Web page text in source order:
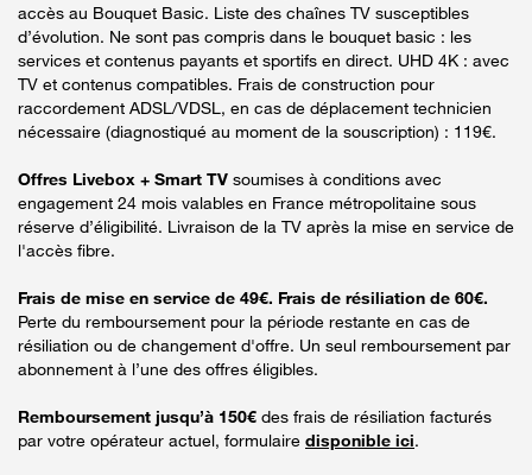
accès au Bouquet Basic. Liste des chaînes TV susceptibles
d’évolution. Ne sont pas compris dans le bouquet basic : les
services et contenus payants et sportifs en direct. UHD 4K : avec
TV et contenus compatibles. Frais de construction pour
raccordement ADSL/VDSL, en cas de déplacement technicien
nécessaire (diagnostiqué au moment de la souscription) : 119€.
Offres Livebox + Smart TV soumises à conditions avec
engagement 24 mois valables en France métropolitaine sous
réserve d’éligibilité. Livraison de la TV après la mise en service de
l'accès fibre.
Frais de mise en service de 49€. Frais de résiliation de 60€.
Perte du remboursement pour la période restante en cas de
résiliation ou de changement d'offre. Un seul remboursement par
abonnement à l’une des offres éligibles.
Remboursement jusqu’à 150€ des frais de résiliation facturés
par votre opérateur actuel, formulaire disponible ici.